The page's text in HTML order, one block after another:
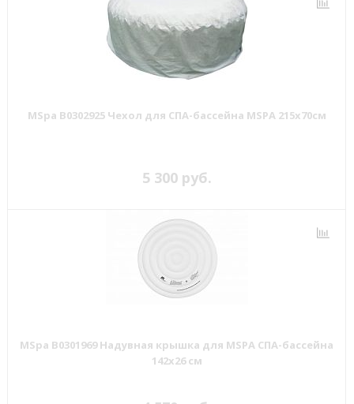
MSpa B0302925 Чехол для СПА-бассейна MSPA 215x70см
5 300 руб.
MSpa B0301969 Надувная крышка для MSPA СПА-бассейна
142х26 см